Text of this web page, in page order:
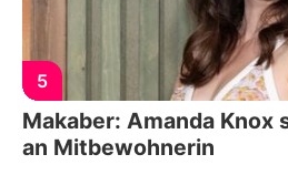
5
Makaber: Amanda Knox
an Mitbewohnerin